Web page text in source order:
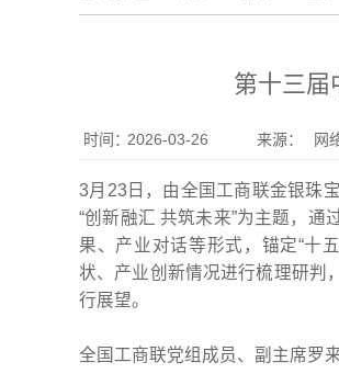
第十三届
时间：2026-03-26 来源： 网
3月23日，由全国工商联金银珠
“创新融汇 共筑未来”为主题，
果、产业对话等形式，锚定“十
状、产业创新情况进行梳理研判
行展望。
全国工商联党组成员、副主席罗